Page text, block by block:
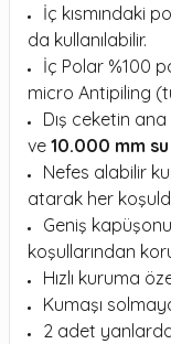
İç kısmındaki
da kullanılabilir.
İç Polar %100
micro Antipiling
Dış ceketin
ve 10.000 mm
Nefes alabilir
atarak her
Geniş
koşullarından
Hızlı kuruma
Kumaşı
2 adet